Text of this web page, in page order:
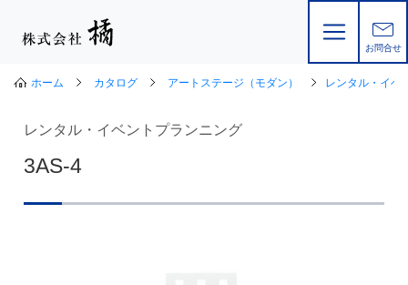
お問合せ
ホーム カタログ アートステージ（モダン） レンタル・イベ
レンタル・イベントプランニング
3AS-4